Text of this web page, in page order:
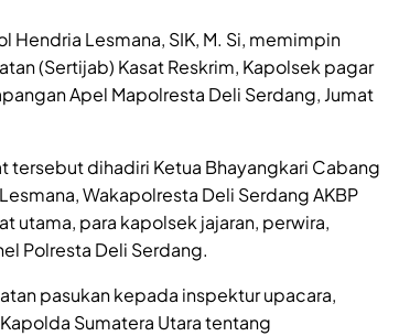
Hendria Lesmana, SIK, M. Si, memimpin
(Sertijab) Kasat Reskrim, Kapolsek pagar
Apel Mapolresta Deli Serdang, Jumat
tersebut dihadiri Ketua Bhayangkari Cabang
Wakapolresta Deli Serdang AKBP
utama, para kapolsek jajaran, perwira,
Polresta Deli Serdang.
pasukan kepada inspektur upacara,
Sumatera Utara tentang